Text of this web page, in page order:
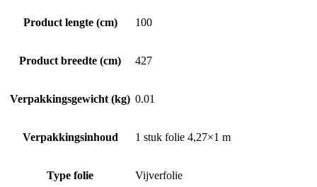
Product lengte (cm) 100
Product breedte (cm) 427
Verpakkingsgewicht (kg) 0.01
Verpakkingsinhoud 1 stuk folie 4,27×1 m
Type folie Vijverfolie